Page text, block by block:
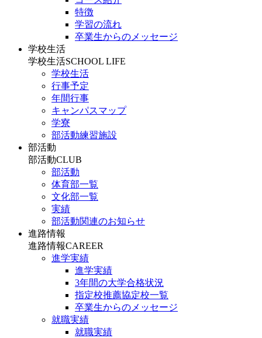
特徴
学習の流れ
卒業生からのメッセージ
学校生活
学校生活SCHOOL LIFE
学校生活
行事予定
年間行事
キャンパスマップ
学寮
部活動練習施設
部活動
部活動CLUB
部活動
体育部一覧
文化部一覧
実績
部活動関連のお知らせ
進路情報
進路情報CAREER
進学実績
進学実績
3年間の大学合格状況
指定校推薦協定校一覧
卒業生からのメッセージ
就職実績
就職実績